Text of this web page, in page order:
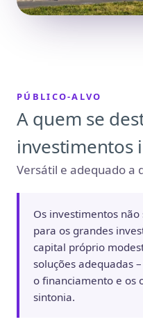
PÚBLICO-ALVO
A quem se
investimentos
Versátil e adequado a
Os investimentos
para os grandes
capital próprio
soluções adequadas
o financiamento e os
sintonia.